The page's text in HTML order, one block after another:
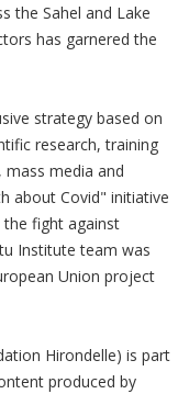
the Sahel and Lake
has garnered the
strategy based on
research, training
media and
about Covid" initiative
the fight against
Institute team was
Union project
Hirondelle) is part
produced by